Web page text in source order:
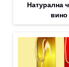
Натурална
вино